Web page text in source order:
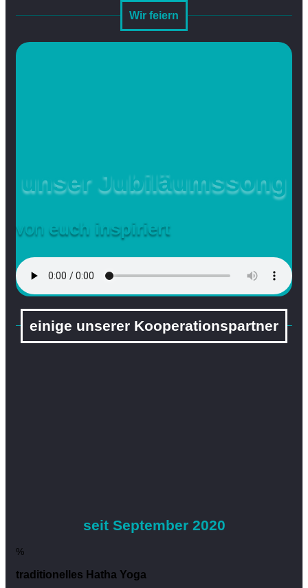
Wir feiern
unser Jubiläumssong
von euch inspiriert
einige unserer Kooperationspartner
seit September 2020
%
traditionelles Hatha Yoga